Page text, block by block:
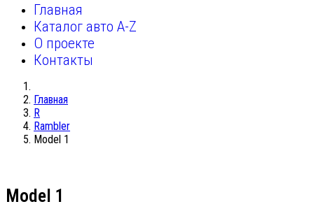
Главная
Каталог авто A-Z
О проекте
Контакты
Главная
R
Rambler
Model 1
Model 1